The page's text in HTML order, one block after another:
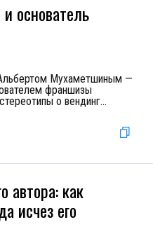
основатель
Мухаметшиным —
франшизы
о вендинг...
автора: как
исчез его